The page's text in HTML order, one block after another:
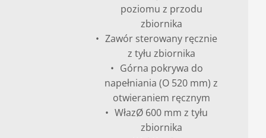
poziomu z przodu
zbiornika
Zawór sterowany ręcznie
z tyłu zbiornika
Górna pokrywa do
napełniania (O 520 mm) z
otwieraniem ręcznym
WłazØ 600 mm z tyłu
zbiornika